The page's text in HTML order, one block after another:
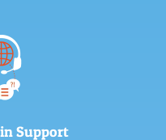
Support